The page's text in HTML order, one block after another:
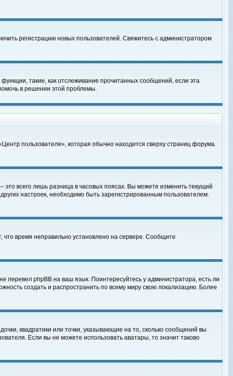
регистрацию новых пользователей. Свяжитесь с администратором
такие, как отслеживание прочитанных сообщений, если эта
в решении этой проблемы.
пользователя», которая обычно находится сверху страниц форума.
всего лишь разница в часовых поясах. Вы можете изменить текущий
настроек, необходимо быть зарегистрированным пользователем.
что время неправильно установлено на сервере. Сообщите
перевел phpBB на ваш язык. Поинтересуйтесь у администратора, есть ли
создать и распространить по всему миру свою локализацию. Более
квадратики или точки, указывающие на то, сколько сообщений вы
Если вы не можете использовать аватары, то значит таково